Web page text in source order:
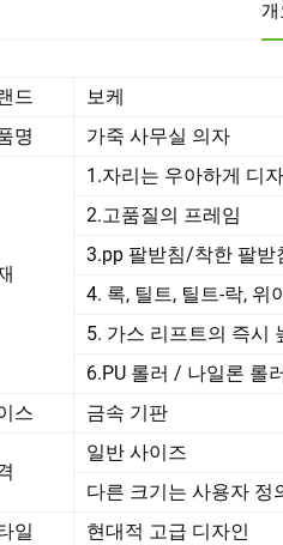
개
드
보케
명
가죽 사무실 의자
1.자리는 우아하게 디
2.고품질의 프레임
3.pp 팔받침/착한 팔받
4. 록, 틸트, 틸트-락, 위
5. 가스 리프트의 즉시
6.PU 롤러 / 나일론 롤러
스
금속 기판
일반 사이즈
다른 크기는 사용자 정
일
현대적 고급 디자인